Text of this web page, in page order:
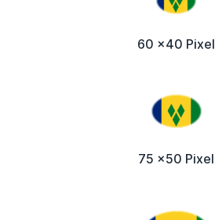
60 x40 Pixel
75 x50 Pixel